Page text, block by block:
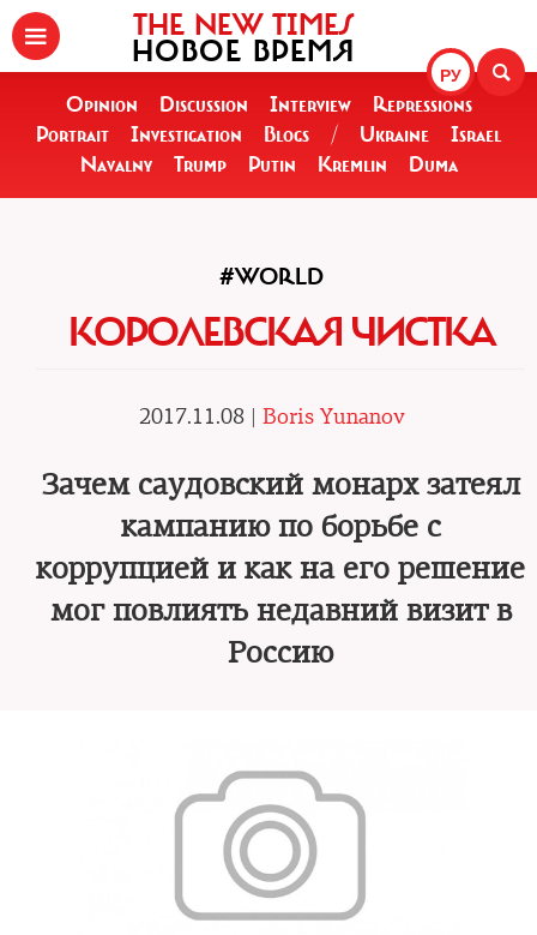
РУ
THE NEW TIMES
НОВОЕ ВРЕМЯ
Opinion Discussion Interview
Repressions
Portrait
Investigation Blogs / Ukraine
Israel
Navalny
Trump Putin Kremlin Duma
#WORLD
КОРОЛЕВСКАЯ ЧИСТКА
2017.11.08 | Boris Yunanov
Зачем саудовский монарх затеял
кампанию по борьбе с
коррупцией и как на его решение
мог повлиять недавний визит в
Россию